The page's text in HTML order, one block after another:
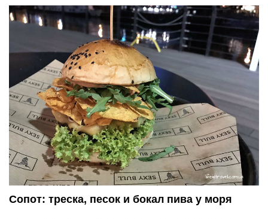
Сопот: треска, песок и бокал пива у моря